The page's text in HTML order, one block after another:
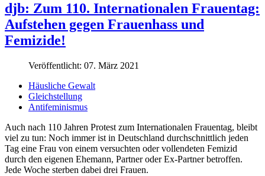
djb: Zum 110. Internationalen Frauentag:
Aufstehen gegen Frauenhass und
Femizide!
Veröffentlicht: 07. März 2021
Häusliche Gewalt
Gleichstellung
Antifeminismus
Auch nach 110 Jahren Protest zum Internationalen Frauentag, bleibt
viel zu tun: Noch immer ist in Deutschland durchschnittlich jeden
Tag eine Frau von einem versuchten oder vollendeten Femizid
durch den eigenen Ehemann, Partner oder Ex-Partner betroffen.
Jede Woche sterben dabei drei Frauen.